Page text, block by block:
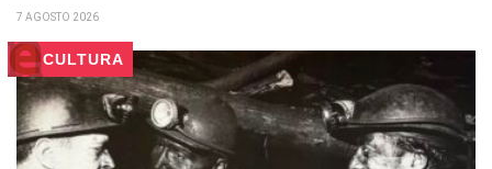
7 AGOSTO 2026
CULTURA